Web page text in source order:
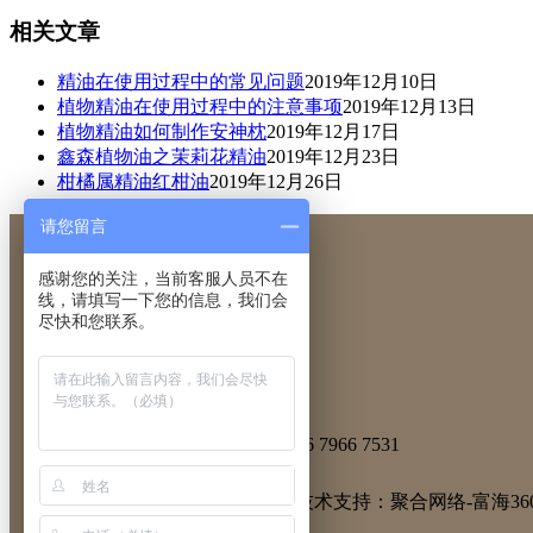
相关文章
精油在使用过程中的常见问题2019年12月10日
植物精油在使用过程中的注意事项2019年12月13日
植物精油如何制作安神枕2019年12月17日
鑫森植物油之茉莉花精油2019年12月23日
柑橘属精油红柑油2019年12月26日
联 系 人: 刘经理 咨询热线：186 7966 7531
联系地址： 吉安市吉州工业园 技术支持： 聚合网络-富海
请您留言
感谢您的关注，当前客服人员不在
线，请填写一下您的信息，我们会
尽快和您联系。